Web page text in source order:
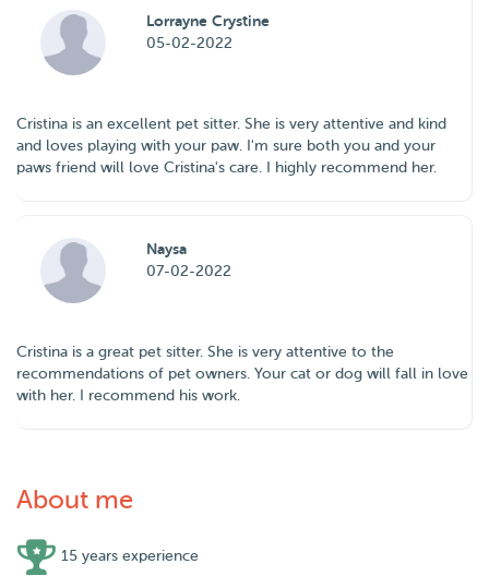
Lorrayne Crystine
05-02-2022
Cristina is an excellent pet sitter. She is very attentive and kind
and loves playing with your paw. I'm sure both you and your
paws friend will love Cristina's care. I highly recommend her.
Naysa
07-02-2022
Cristina is a great pet sitter. She is very attentive to the
recommendations of pet owners. Your cat or dog will fall in love
with her. I recommend his work.
About me
15 years experience